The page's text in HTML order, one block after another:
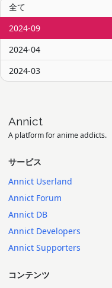
全て
2024-09
2024-04
2024-03
Annict
A platform for anime addicts.
サービス
Annict Userland
Annict Forum
Annict DB
Annict Developers
Annict Supporters
コンテンツ